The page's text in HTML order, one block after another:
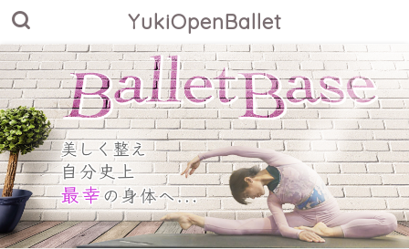
YukiOpenBallet